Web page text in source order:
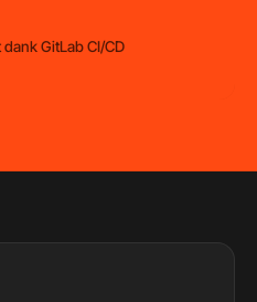
GitLab CI/CD